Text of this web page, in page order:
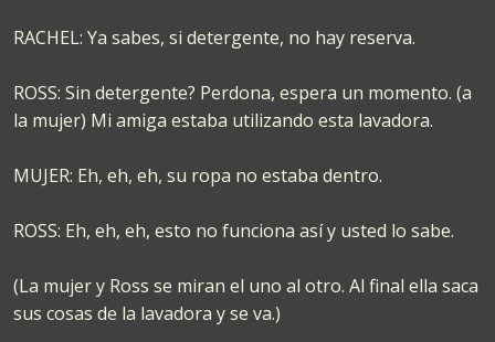
RACHEL: Ya sabes, si detergente, no hay reserva.
ROSS: Sin detergente? Perdona, espera un momento. (a
la mujer) Mi amiga estaba utilizando esta lavadora.
MUJER: Eh, eh, eh, su ropa no estaba dentro.
ROSS: Eh, eh, eh, esto no funciona así y usted lo sabe.
(La mujer y Ross se miran el uno al otro. Al final ella saca
sus cosas de la lavadora y se va.)